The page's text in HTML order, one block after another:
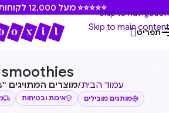
Skip to navigation
Skip to main content
⭐⭐⭐⭐⭐ מעל 12,000 לקוחות מרוצים
תפריט
smoothies
עמוד הבית/מוצרים המתויגים “smoothies”
מותגים מובילים איכות ובטיחות